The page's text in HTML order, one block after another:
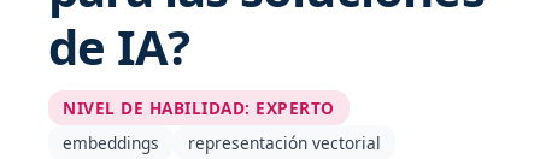
de IA?
NIVEL DE HABILIDAD: EXPERTO
embeddings
representación vectorial